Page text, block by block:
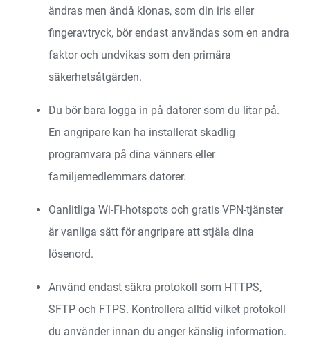
ändras men ändå klonas, som din iris eller
fingeravtryck, bör endast användas som en andra
faktor och undvikas som den primära
säkerhetsåtgärden.
Du bör bara logga in på datorer som du litar på.
En angripare kan ha installerat skadlig
programvara på dina vänners eller
familjemedlemmars datorer.
Oanlitliga Wi-Fi-hotspots och gratis VPN-tjänster
är vanliga sätt för angripare att stjäla dina
lösenord.
Använd endast säkra protokoll som HTTPS,
SFTP och FTPS. Kontrollera alltid vilket protokoll
du använder innan du anger känslig information.